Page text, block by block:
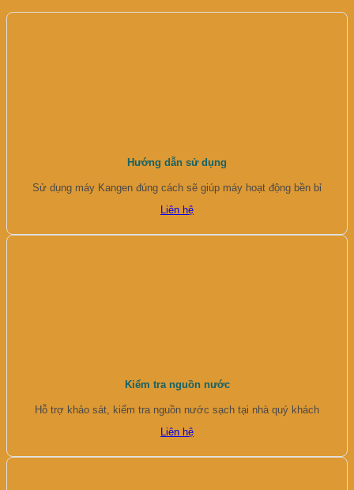
Hướng dẫn sử dụng
Sử dụng máy Kangen đúng cách sẽ giúp máy hoạt động bền bỉ
Liên hệ
Kiểm tra nguồn nước
Hỗ trợ khảo sát, kiểm tra nguồn nước sạch tại nhà quý khách
Liên hệ